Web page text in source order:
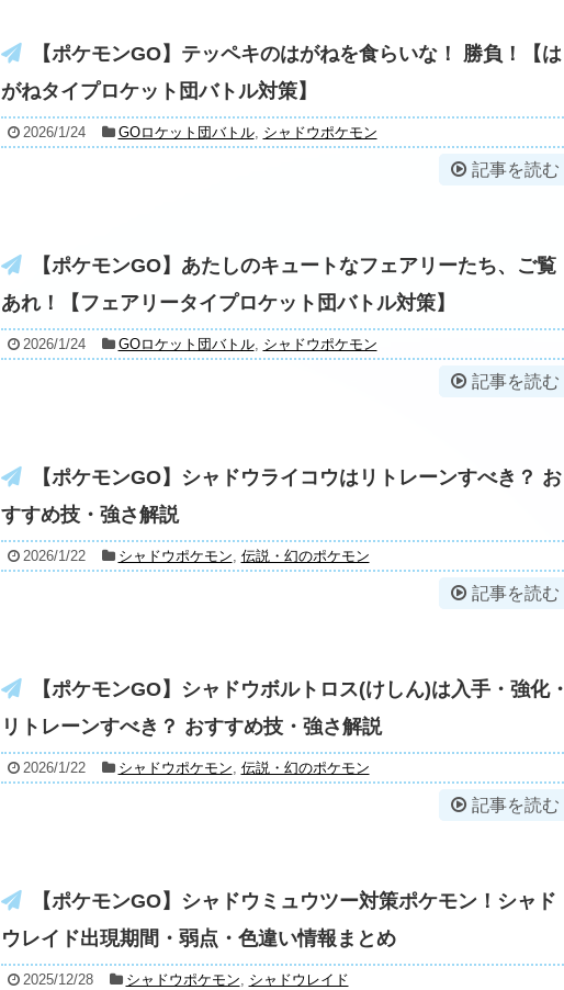
【ポケモンGO】テッペキのはがねを食らいな！ 勝負！【は
がねタイプロケット団バトル対策】
2026/1/24 GOロケット団バトル, シャドウポケモン
記事を読む
【ポケモンGO】あたしのキュートなフェアリーたち、ご覧
あれ！【フェアリータイプロケット団バトル対策】
2026/1/24 GOロケット団バトル, シャドウポケモン
記事を読む
【ポケモンGO】シャドウライコウはリトレーンすべき？ お
すすめ技・強さ解説
2026/1/22 シャドウポケモン, 伝説・幻のポケモン
記事を読む
【ポケモンGO】シャドウボルトロス(けしん)は入手・強化・
リトレーンすべき？ おすすめ技・強さ解説
2026/1/22 シャドウポケモン, 伝説・幻のポケモン
記事を読む
【ポケモンGO】シャドウミュウツー対策ポケモン！シャド
ウレイド出現期間・弱点・色違い情報まとめ
2025/12/28 シャドウポケモン, シャドウレイド